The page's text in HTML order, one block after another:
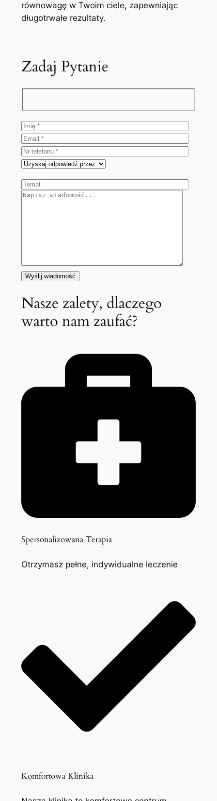
równowagę w Twoim ciele, zapewniając
długotrwałe rezultaty.
Zadaj Pytanie
Nasze zalety, dlaczego
warto nam zaufać?
Spersonalizowana Terapia
Otrzymasz pełne, indywidualne leczenie
Komfortowa Klinika